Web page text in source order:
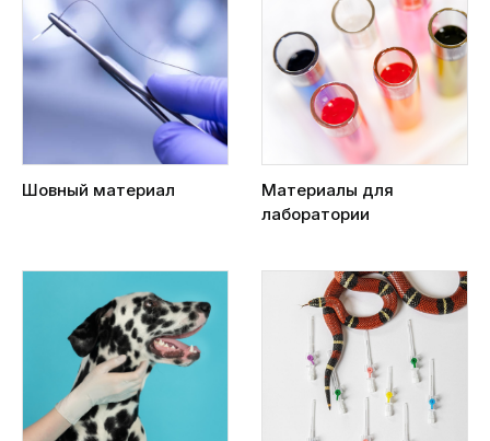
Шовный материал
Материалы для
лаборатории